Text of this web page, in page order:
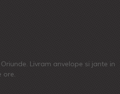
Livram anvelope si jante in
ore.